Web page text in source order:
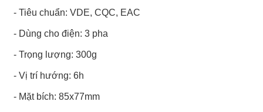
- Tiêu chuẩn: VDE, CQC, EAC
- Dùng cho điện: 3 pha
- Trọng lượng: 300g
- Vị trí hướng: 6h
- Mặt bích: 85x77mm